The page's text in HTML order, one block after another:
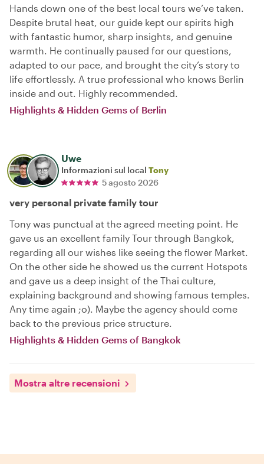
Hands down one of the best local tours we’ve taken.
Despite brutal heat, our guide kept our spirits high
with fantastic humor, sharp insights, and genuine
warmth. He continually paused for our questions,
adapted to our pace, and brought the city’s story to
life effortlessly. A true professional who knows Berlin
inside and out. Highly recommended.
Highlights & Hidden Gems of Berlin
Uwe
Informazioni sul local Tony
5 agosto 2026
very personal private family tour
Tony was punctual at the agreed meeting point. He
gave us an excellent family Tour through Bangkok,
regarding all our wishes like seeing the flower Market.
On the other side he showed us the current Hotspots
and gave us a deep insight of the Thai culture,
explaining background and showing famous temples.
Any time again ;o). Maybe the agency should come
back to the previous price structure.
Highlights & Hidden Gems of Bangkok
Mostra altre recensioni